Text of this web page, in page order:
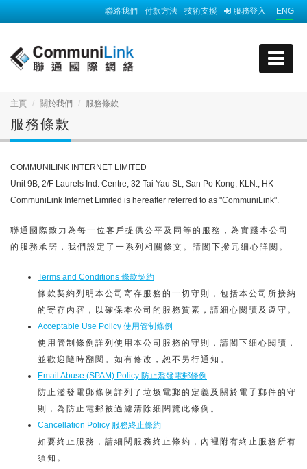
ENG
服務登入
技術支援
付款方法
聯絡我們
主頁 關於我們 服務條款
服務條款
COMMUNILINK INTERNET LIMITED
Unit 9B, 2/F Laurels Ind. Centre, 32 Tai Yau St., San Po Kong, KLN., HK
CommuniLink Internet Limited is hereafter referred to as "CommuniLink".
聯通國際致力為每一位客戶提供公平及同等的服務，為實踐本公司
的服務承諾，我們設定了一系列相關條文。請閣下撥冗細心詳閱。
Terms and Conditions 條款契約
條款契約列明本公司寄存服務的一切守則，包括本公司所接納
的寄存內容，以確保本公司的服務質素，請細心閱讀及遵守。
Acceptable Use Policy 使用管制條例
使用管制條例詳列使用本公司服務的守則，請閣下細心閱讀，
並歡迎隨時翻閱。如有修改，恕不另行通知。
Email Abuse (SPAM) Policy 防止濫發電郵條例
防止濫發電郵條例詳列了垃圾電郵的定義及關於電子郵件的守
則，為防止電郵被過濾清除細閱覽此條例。
Cancellation Policy 服務終止條約
如要終止服務，請細閱服務終止條約，內裡附有終止服務所有
須知。